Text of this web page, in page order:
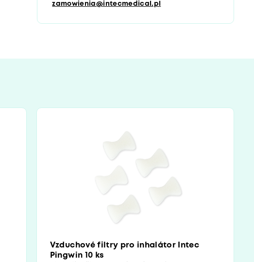
zamowienia@intecmedical.pl
Vzduchové filtry pro inhalátor Intec
Pingwin 10 ks